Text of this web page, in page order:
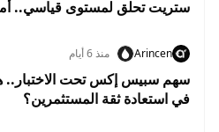
Arincen منذ 6 أيام
سهم سبيس إكس تحت الاختبار..
في استعادة ثقة المستثمرين؟